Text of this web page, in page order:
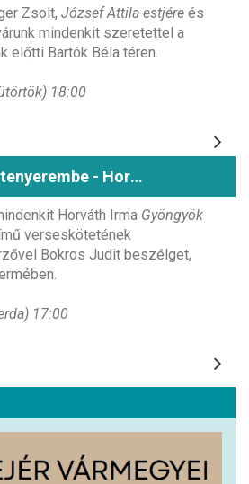
Zsolt, József Attila-estjére és
mindenkit szeretettel a
előtti Bartók Béla téren.
18:00
Gyöngyök esnek tenyerembe - Horváth Irma könyvbemutatója
Horváth Irma Gyöngyök
verseskötetének
Bokros Judit beszélget,
17:00